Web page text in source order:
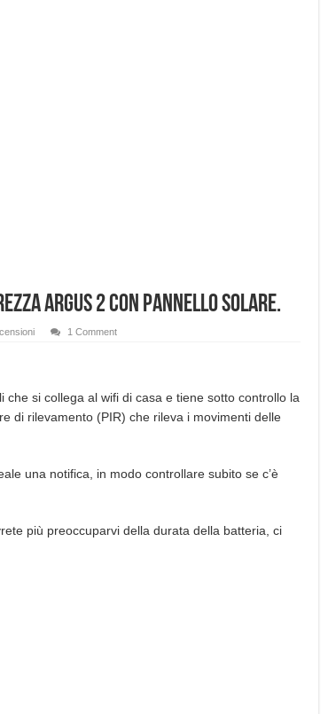
ARGUS 2 con pannello solare.
1 Comment
si collega al wifi di casa e tiene sotto controllo la
di rilevamento (PIR) che rileva i movimenti delle
una notifica, in modo controllare subito se c’è
più preoccuparvi della durata della batteria, ci